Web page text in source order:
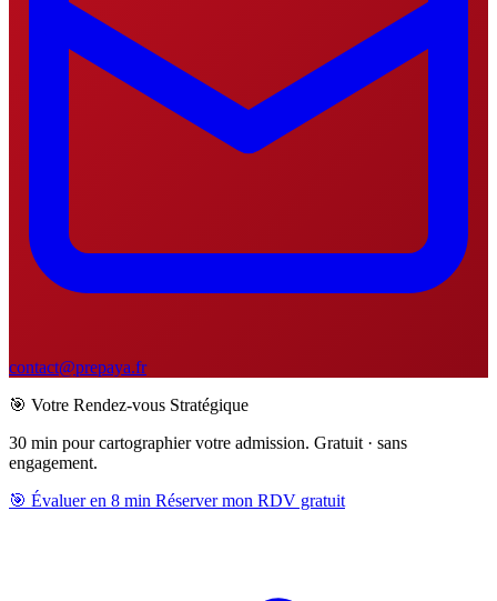
contact@prepaya.fr
🎯 Votre Rendez-vous Stratégique
30 min pour cartographier votre admission. Gratuit · sans
engagement.
🎯 Évaluer en 8 min Réserver mon RDV gratuit